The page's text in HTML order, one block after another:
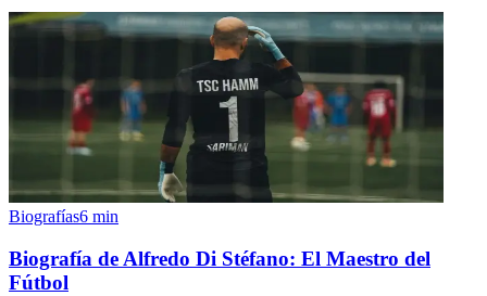
Biografías6 min
Biografía de Alfredo Di Stéfano: El Maestro del
Fútbol